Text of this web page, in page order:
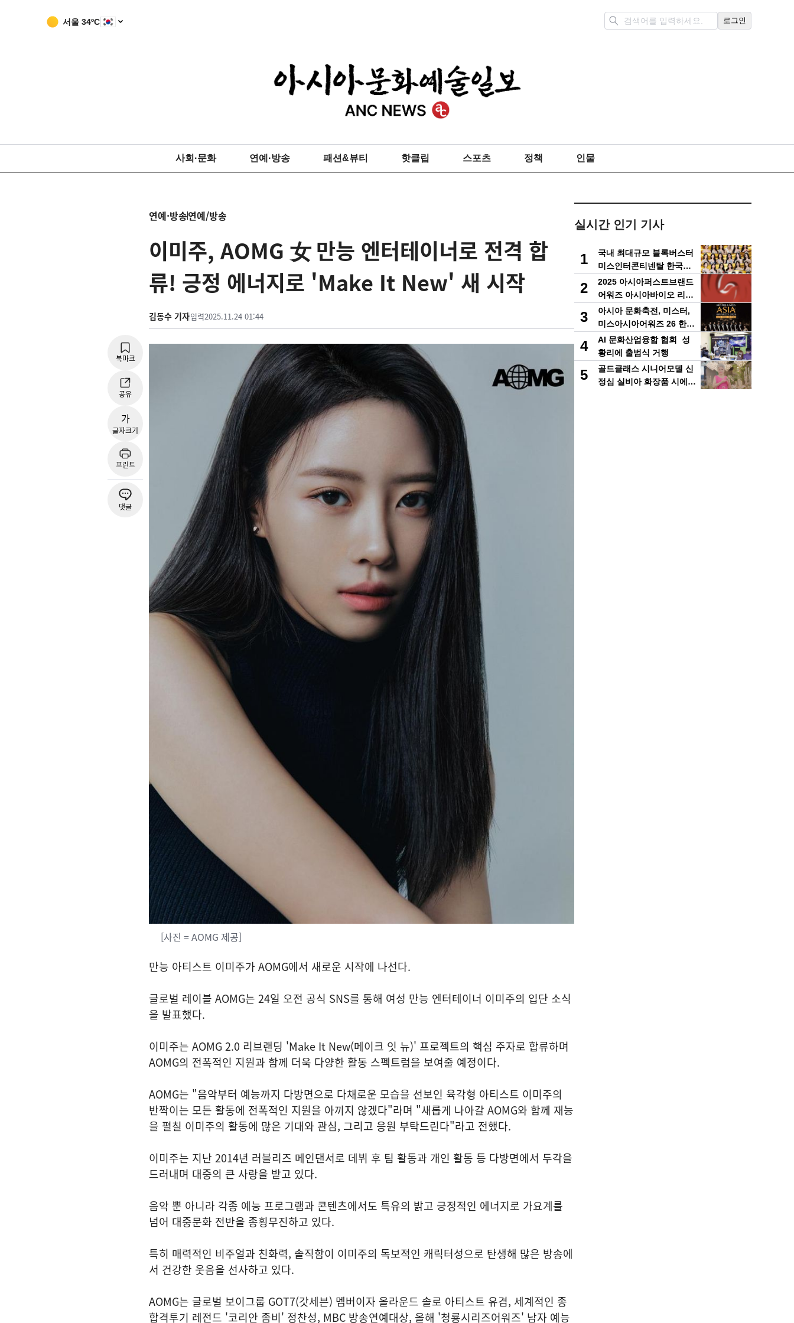
서울 34ºC 로그인
사회·문화 연예·방송 패션&뷰티 핫클립 스포츠 정책 인물
연예·방송연예/방송
이미주, AOMG 女 만능 엔터테이너로 전격 합
류! 긍정 에너지로 'Make It New' 새 시작
김동수 기자입력2025.11.24 01:44
북마크
공유
가
글자크기
프린트
댓글
[사진 = AOMG 제공]
만능 아티스트 이미주가 AOMG에서 새로운 시작에 나선다.
글로벌 레이블 AOMG는 24일 오전 공식 SNS를 통해 여성 만능 엔터테이너 이미주의 입단 소식
을 발표했다.
이미주는 AOMG 2.0 리브랜딩 'Make It New(메이크 잇 뉴)' 프로젝트의 핵심 주자로 합류하며
AOMG의 전폭적인 지원과 함께 더욱 다양한 활동 스펙트럼을 보여줄 예정이다.
AOMG는 "음악부터 예능까지 다방면으로 다채로운 모습을 선보인 육각형 아티스트 이미주의
반짝이는 모든 활동에 전폭적인 지원을 아끼지 않겠다"라며 "새롭게 나아갈 AOMG와 함께 재능
을 펼칠 이미주의 활동에 많은 기대와 관심, 그리고 응원 부탁드린다"라고 전했다.
이미주는 지난 2014년 러블리즈 메인댄서로 데뷔 후 팀 활동과 개인 활동 등 다방면에서 두각을
드러내며 대중의 큰 사랑을 받고 있다.
음악 뿐 아니라 각종 예능 프로그램과 콘텐츠에서도 특유의 밝고 긍정적인 에너지로 가요계를
넘어 대중문화 전반을 종횡무진하고 있다.
특히 매력적인 비주얼과 친화력, 솔직함이 이미주의 독보적인 캐릭터성으로 탄생해 많은 방송에
서 건강한 웃음을 선사하고 있다.
AOMG는 글로벌 보이그룹 GOT7(갓세븐) 멤버이자 올라운드 솔로 아티스트 유겸, 세계적인 종
합격투기 레전드 '코리안 좀비' 정찬성, MBC 방송연예대상, 올해 '청룡시리즈어워즈' 남자 예능
실시간 인기 기사
1
국내 최대규모 블록버스터
미스인터콘티넨탈 한국시
리즈 운용 개시!
2
2025 아시아퍼스트브랜드
어워즈 아시아바이오 리서
치부문 한국 KBT가 수상
3
아시아 문화축전, 미스터,
미스아시아어워즈 26 한국
결선 몽골 울란바타르에서
개최
4
AI 문화산업융합 협회 성
황리에 출범식 거행
5
골드클래스 시니어모델 신
정심 실비아 화장품 시에프